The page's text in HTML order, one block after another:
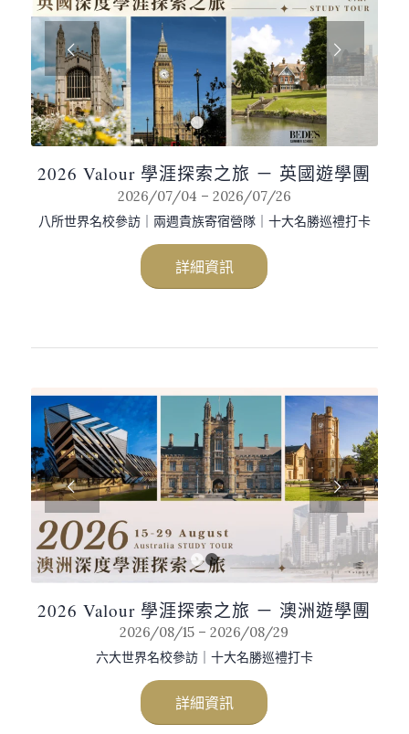
下一頁
1 2
2026 Valour 學涯探索之旅 － 英國遊學團
2026/07/04 – 2026/07/26
八所世界名校參訪｜兩週貴族寄宿營隊｜十大名勝巡禮打卡
詳細資訊
下一頁
1 2
2026 Valour 學涯探索之旅 － 澳洲遊學團
2026/08/15 – 2026/08/29
六大世界名校參訪｜十大名勝巡禮打卡
詳細資訊